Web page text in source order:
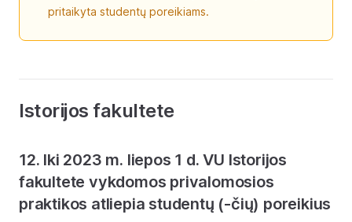
pritaikyta studentų poreikiams.
Istorijos fakultete
12. Iki 2023 m. liepos 1 d. VU Istorijos
fakultete vykdomos privalomosios
praktikos atliepia studentų (-čių) poreikius